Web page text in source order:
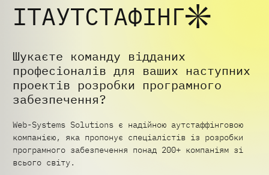
ІТАУТСТАФІНГ
Шукаєте команду відданих
професіоналів для ваших наступних
проектів розробки програмного
забезпечення?
Web-Systems Solutions є надійною аутстаффінговою
компанією, яка пропонує спеціалістів із розробки
програмного забезпечення понад 200+ компаніям зі
всього світу.